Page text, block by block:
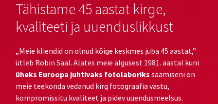
Tähistame 45 aastat kirge,
kvaliteeti ja uuenduslikkust
„Meie kliendid on olnud kõige keskmes juba 45 aastat,”
ütleb Robin Saal. Alates meie algusest 1981. aastal kuni
üheks Euroopa juhtivaks fotolaboriks saamiseni on
meie teekonda vedanud kirg fotograafia vastu,
kompromissitu kvaliteet ja pidev uuendusmeelsus.